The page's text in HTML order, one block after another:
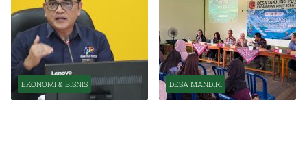
EKONOMI & BISNIS DESA MANDIRI